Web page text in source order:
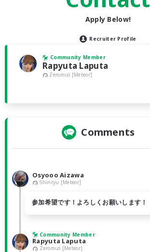
Apply Below!
Recruiter Profile
Community Member
Rapyuta Laputa
Zeromus [Meteor]
Comments
Osyooo Aizawa
Shinryu [Meteor]
参加希望です！よろしくお願いします！
Community Member
Rapyuta Laputa
Zeromus [Meteor]